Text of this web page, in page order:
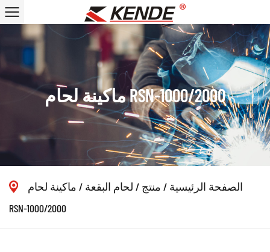
ماكينة لحام RSN-1000/2000
الصفحة الرئيسية / منتج / لحام البقعة / ماكينة لحام
RSN-1000/2000